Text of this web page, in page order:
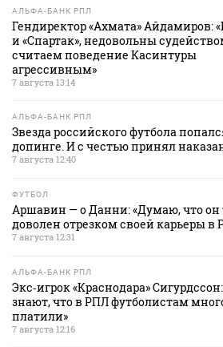
АЛЬФА-БАНК РПЛ
Гендиректор «Ахмата» Айдамиров:
и «Спартак», недовольны
считаем поведение Касинтуры
агрессивным»
7 августа 13:14
АЛЬФА-БАНК РПЛ
Звезда российского футбола
допинге. И с честью принял
7 августа 12:40
ФУТБОЛ
Аршавин — о Данни: «Думаю, что он
доволен отрезком своей карьеры в
7 августа 12:31
АЛЬФА-БАНК РПЛ
Экс‑игрок «Краснодара»
знают, что в РПЛ футболистам
платили»
7 августа 12:16